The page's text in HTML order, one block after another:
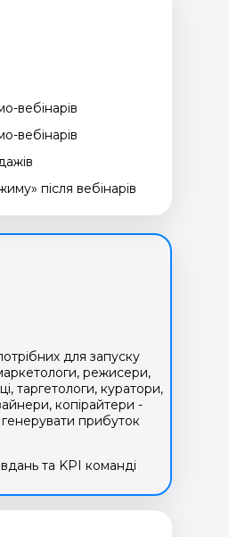
для запуску
маркетологи, режисери,
таргетологи, куратори,
копірайтери -
прибуток
та KPI команді
вебінарів
вебінарів
після вебінарів